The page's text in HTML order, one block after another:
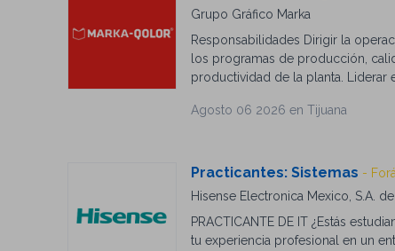
Grupo Gráfico Marka
Responsabilidades Dirigir la
los programas de producción,
productividad de la planta. Liderar
mandos medios. Implementar
cartón corrugado "desde el piso
para dirigir equipos grandes de
Agosto 06 2026 en Tijuana
Practicantes: Sistemas -
Hisense Electronica Mexico, S.A. de
PRACTICANTE DE IT ¿Estás
tu experiencia profesional en un